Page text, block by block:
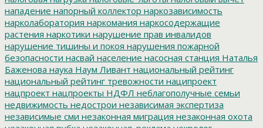
нападение напорный коллектор наркозависимость
нарколаборатория наркомания наркосодержащие
растения наркотики нарушение прав инвалидов
нарушение тишины и покоя нарушения пожарной
безопасности насвай население насосная станция Наталья
Баженова наука Наум Ливант национальный рейтинг
национальный рейтинг тревожности наципроект
нацпроект нацпроекты НДФЛ неблагополучные семьи
недвижимость недострои независимая экспертиза
независимые сми незаконная миграция незаконная охота